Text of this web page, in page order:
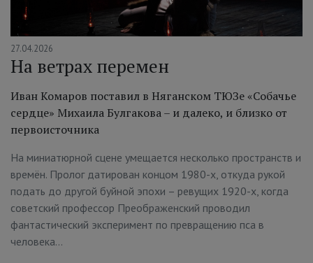
27.04.2026
На ветрах перемен
Иван Комаров поставил в Няганском ТЮЗе «Собачье
сердце» Михаила Булгакова – и далеко, и близко от
первоисточника
На миниатюрной сцене умещается несколько пространств и
времён. Пролог датирован концом 1980-х, откуда рукой
подать до другой буйной эпохи – ревущих 1920-х, когда
советский профессор Преображенский проводил
фантастический эксперимент по превращению пса в
человека…